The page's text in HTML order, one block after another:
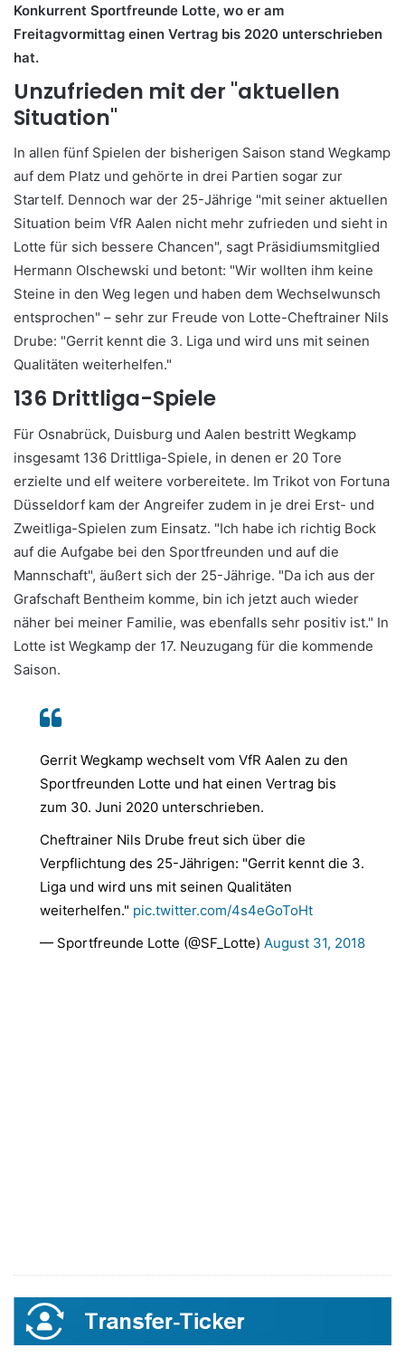
Konkurrent Sportfreunde Lotte, wo er am
Freitagvormittag einen Vertrag bis 2020 unterschrieben
hat.
Unzufrieden mit der "aktuellen
Situation"
In allen fünf Spielen der bisherigen Saison stand Wegkamp
auf dem Platz und gehörte in drei Partien sogar zur
Startelf. Dennoch war der 25-Jährige "mit seiner aktuellen
Situation beim VfR Aalen nicht mehr zufrieden und sieht in
Lotte für sich bessere Chancen", sagt Präsidiumsmitglied
Hermann Olschewski und betont: "Wir wollten ihm keine
Steine in den Weg legen und haben dem Wechselwunsch
entsprochen" – sehr zur Freude von Lotte-Cheftrainer Nils
Drube: "Gerrit kennt die 3. Liga und wird uns mit seinen
Qualitäten weiterhelfen."
136 Drittliga-Spiele
Für Osnabrück, Duisburg und Aalen bestritt Wegkamp
insgesamt 136 Drittliga-Spiele, in denen er 20 Tore
erzielte und elf weitere vorbereitete. Im Trikot von Fortuna
Düsseldorf kam der Angreifer zudem in je drei Erst- und
Zweitliga-Spielen zum Einsatz. "Ich habe ich richtig Bock
auf die Aufgabe bei den Sportfreunden und auf die
Mannschaft", äußert sich der 25-Jährige. "Da ich aus der
Grafschaft Bentheim komme, bin ich jetzt auch wieder
näher bei meiner Familie, was ebenfalls sehr positiv ist." In
Lotte ist Wegkamp der 17. Neuzugang für die kommende
Saison.
Gerrit Wegkamp wechselt vom VfR Aalen zu den
Sportfreunden Lotte und hat einen Vertrag bis
zum 30. Juni 2020 unterschrieben.
Cheftrainer Nils Drube freut sich über die
Verpflichtung des 25-Jährigen: "Gerrit kennt die 3.
Liga und wird uns mit seinen Qualitäten
weiterhelfen." pic.twitter.com/4s4eGoToHt
— Sportfreunde Lotte (@SF_Lotte) August 31, 2018